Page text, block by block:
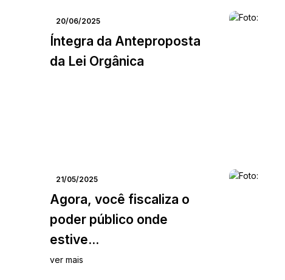
20/06/2025
Íntegra da Anteproposta
da Lei Orgânica
21/05/2025
Agora, você fiscaliza o
poder público onde
estive...
ver mais